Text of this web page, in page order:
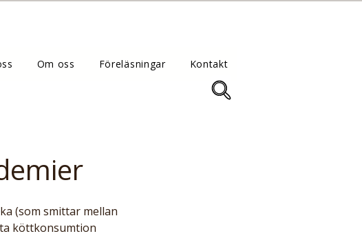
Om oss Föreläsningar Kontakt
köttkonsumtion